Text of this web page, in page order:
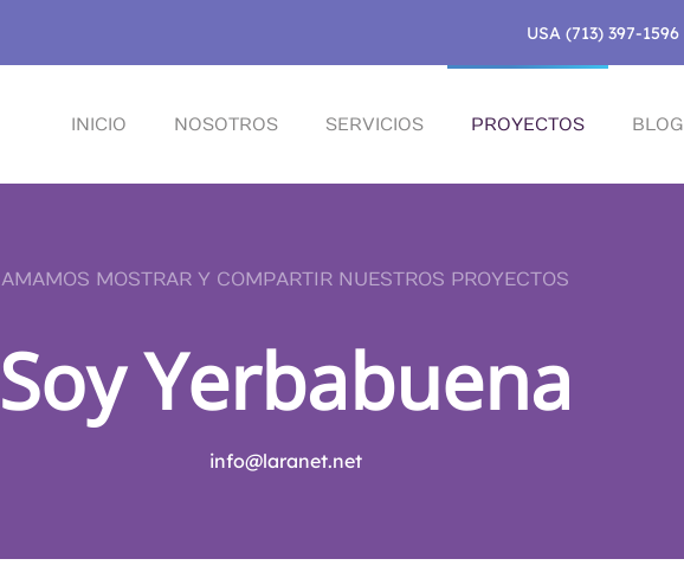
USA (713) 397-1596
INICIO NOSOTROS SERVICIOS PROYECTOS BLOG
AMAMOS MOSTRAR Y COMPARTIR NUESTROS PROYECTOS
Soy Yerbabuena
info@laranet.net